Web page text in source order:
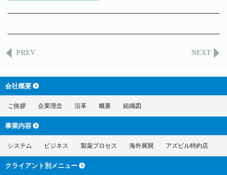
PREV NEXT
会社概要
ご挨拶 企業理念 沿革 概要 組織図
事業内容
システム ビジネス 製薬プロセス 海外展開 アズビル特約店
クライアント別 メニュー